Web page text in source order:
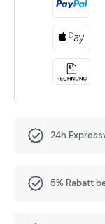
24h
5% Rabatt